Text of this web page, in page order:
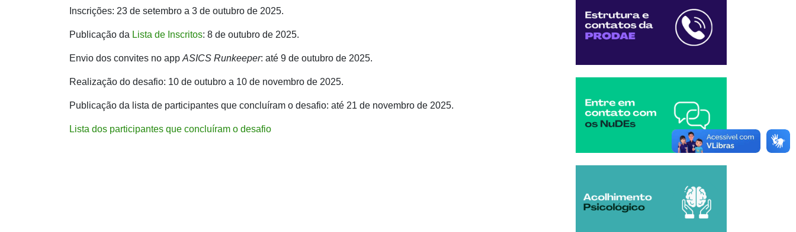
Inscrições: 23 de setembro a 3 de outubro de 2025.
Publicação da Lista de Inscritos: 8 de outubro de 2025.
Envio dos convites no app ASICS Runkeeper: até 9 de outubro de 2025.
Realização do desafio: 10 de outubro a 10 de novembro de 2025.
Publicação da lista de participantes que concluíram o desafio: até 21 de novembro de 2025.
Lista dos participantes que concluíram o desafio